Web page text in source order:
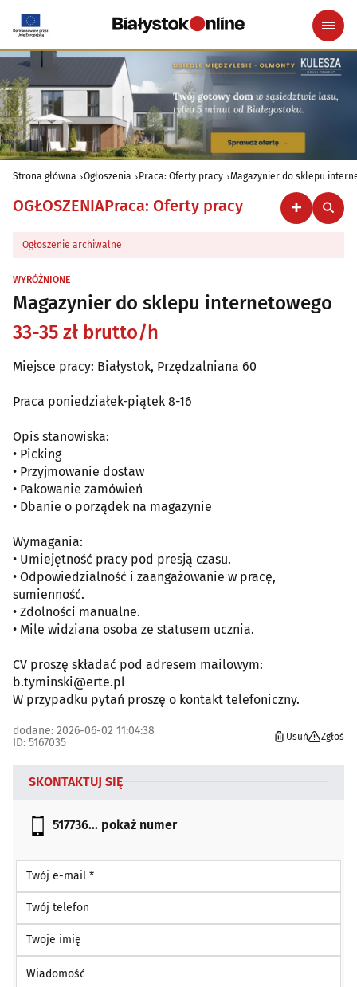
Strona główna Ogłoszenia Praca: Oferty pracy Magazynier do sklepu
OGŁOSZENIAPraca: Oferty pracy
Ogłoszenie archiwalne
WYRÓŻNIONE
Magazynier do sklepu internetowego
33-35 zł brutto/h
Miejsce pracy: Białystok, Przędzalniana 60
Praca poniedziałek-piątek 8-16
Opis stanowiska:
• Picking
• Przyjmowanie dostaw
• Pakowanie zamówień
• Dbanie o porządek na magazynie
Wymagania:
• Umiejętność pracy pod presją czasu.
• Odpowiedzialność i zaangażowanie w pracę,
sumienność.
• Zdolności manualne.
• Mile widziana osoba ze statusem ucznia.
CV proszę składać pod adresem mailowym:
b.tyminski@erte.pl
W przypadku pytań proszę o kontakt telefoniczny.
dodane: 2026-06-02 11:04:38
ID: 5167035
Usuń Zgłoś
SKONTAKTUJ SIĘ
517736... pokaż numer
Twój e-mail *
Twój telefon
Twoje imię